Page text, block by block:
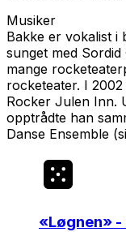
Musiker
Bakke er vokalist i
sunget med
mange
rocketeater. I
Rocker Julen Inn.
opptrådte han
Danse Ensemble
«Løgnen»